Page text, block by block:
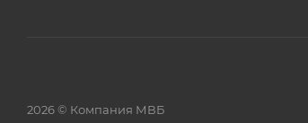
2026 © Компания МВБ